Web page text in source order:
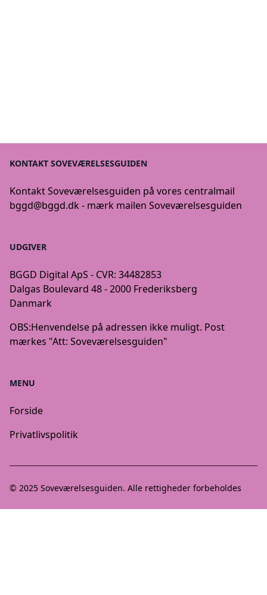
KONTAKT SOVEVÆRELSESGUIDEN
Kontakt Soveværelsesguiden på vores centralmail
bggd@bggd.dk- mærk mailen Soveværelsesguiden
UDGIVER
BGGD Digital ApS - CVR: 34482853
Dalgas Boulevard 48 - 2000 Frederiksberg
Danmark
OBS:Henvendelse på adressen ikke muligt. Post
mærkes "Att: Soveværelsesguiden"
MENU
Forside
Privatlivspolitik
© 2025 Soveværelsesguiden. Alle rettigheder forbeholdes